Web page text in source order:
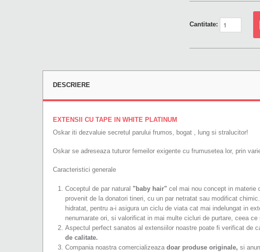
Cantitate:
DESCRIERE
EXTENSII CU TAPE IN WHITE PLATINUM
Oskar iti dezvaluie secretul parului frumos, bogat , lung si stralucitor!
Oskar se adreseaza tuturor femeilor exigente cu frumusetea lor, prin
Caracteristici generale
Coceptul de par natural "baby hair" cel mai nou concept in materie
provenit de la donatori tineri, cu un par netratat sau modificat
hidratat, pentru a-i asigura un ciclu de viata cat mai indelungat in
nenumarate ori, si valorificat in mai multe cicluri de purtare, ceea
Aspectul perfect sanatos al extensiilor noastre poate fi verificat de
de calitate.
Compania noastra comercializeaza doar produse originale, si